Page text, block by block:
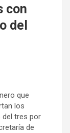
con
del
que
los
tres por
de